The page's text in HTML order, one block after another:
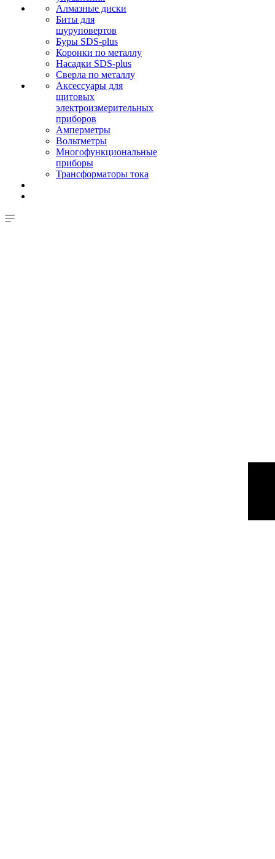
Алмазные диски
Биты для
шуруповертов
Буры SDS-plus
Коронки по металлу
Насадки SDS-plus
Сверла по металлу
Аксессуары для
щитовых
электроизмерительных
приборов
Амперметры
Вольтметры
Многофункциональные
приборы
Трансформаторы тока